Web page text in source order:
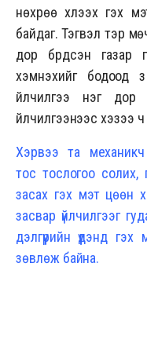
нөхрөө хүлээх гэх
байдаг. Тэгвэл тэр
дор бүрдсэн газар
хэмнэхийг бодоод
үйлчилгээ нэг дор
үйлчилгээнээс хэзээ
Хэрвээ та
тос тослогоо
засах гэх мэт цөөн
засвар үйлчилгээг
дэлгүүрийн үүдэнд
зөвлөж байна.